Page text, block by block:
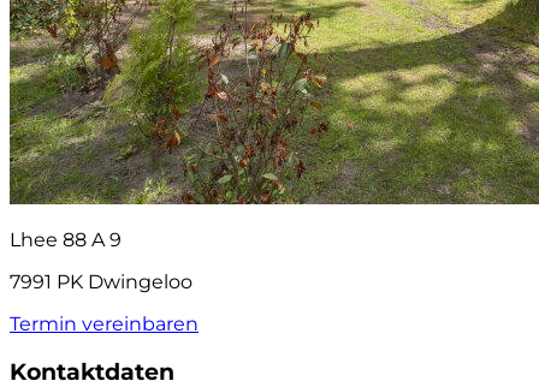
Lhee 88 A 9
7991 PK Dwingeloo
Termin vereinbaren
Kontaktdaten